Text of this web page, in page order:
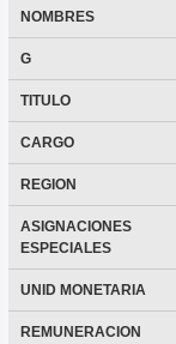
NOMBRES
G
TITULO
CARGO
REGION
ASIGNACIONES
ESPECIALES
UNID MONETARIA
REMUNERACION